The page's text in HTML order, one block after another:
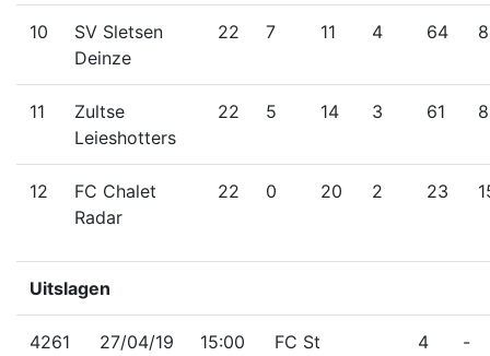
10
SV Sletsen
Deinze
22 7 11 4 64
11
Zultse
Leieshotters
22 5 14 3 61
12
FC Chalet
Radar
22 0 20 2 23
Uitslagen
4261 27/04/19 15:00
FC St
4 -